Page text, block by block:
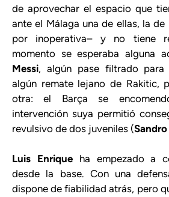
de aprovechar el espacio que
ante el Málaga una de ellas, la de
por inoperativa– y no tiene
momento se esperaba alguna
Messi, algún pase filtrado para
algún remate lejano de Rakitic,
otra: el Barça se
intervención suya permitió
revulsivo de dos juveniles (Sandro
Luis Enriqueha empezado a
desde la base. Con una
dispone de fiabilidad atrás, pero